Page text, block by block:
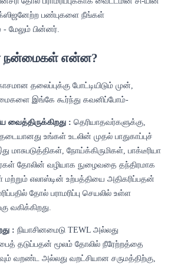
பண்புகளை நீங்கள்
மேலும் பின்னர்.
நன்மைகள் என்ன?
தலைப்புக்கு போட்டியிடும் முன்,
இங்கே கூர்ந்து கவனிப்போம்-
: தெரியாதவர்களுக்கு,
உங்கள் உடலின் முதல் பாதுகாப்புச்
மாசுபடுத்திகள், நோய்க்கிருமிகள், பாக்டீரியா
தோலின் வழியாக நுழைவதை தந்திரமாக
மற்றும் எலாஸ்டின் உற்பத்தியை அதிகரிப்பதன்
தோல் பராமரிப்பு செயலில் உள்ள
வகிக்கிறது.
: நியாசினமைடு TEWL அல்லது
தடுப்பதன் மூலம் தோலில் நீரேற்றத்தை
வறண்ட அல்லது வறட்சியான சருமத்திற்கு,